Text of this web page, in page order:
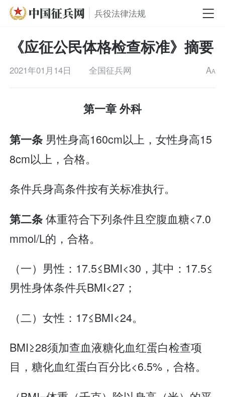
兵役法律法规
《应征公民体格检查标准》摘要
2021年01月14日 全国征兵网 AA
第一章 外科
第一条 男性身高160cm以上，女性身高15
8cm以上，合格。
条件兵身高条件按有关标准执行。
第二条体重符合下列条件且空腹血糖<7.0
mmol/L的，合格。
（一）男性：17.5≤BMI<30，其中：17.5≤
男性身体条件兵BMI<27；
（二）女性：17≤BMI<24。
BMI≥28须加查血液糖化血红蛋白检查项
目，糖化血红蛋白百分比<6.5%，合格。